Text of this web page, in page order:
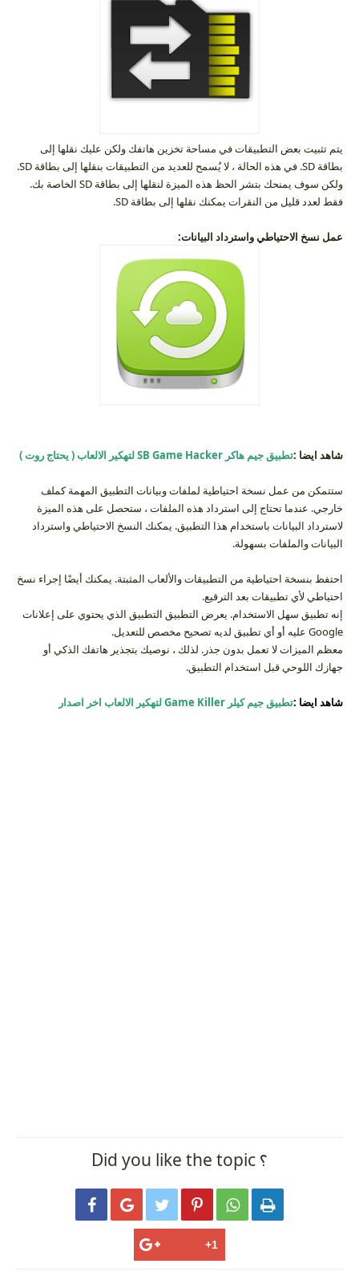
يتم تثبيت بعض التطبيقات في مساحة تخزين هاتفك ولكن عليك نقلها إلى
بطاقة SD. في هذه الحالة ، لا يُسمح للعديد من التطبيقات بنقلها إلى بطاقة SD.
ولكن سوف يمنحك بتشر الحظ هذه الميزة لنقلها إلى بطاقة SD الخاصة بك.
فقط لعدد قليل من النقرات يمكنك نقلها إلى بطاقة SD.
عمل نسخ الاحتياطي واسترداد البيانات:
شاهد ايضا :تطبيق جيم هاكر SB Game Hacker لتهكير الالعاب ( يحتاج روت )
ستتمكن من عمل نسخة احتياطية لملفات وبيانات التطبيق المهمة كملف
خارجي. عندما تحتاج إلى استرداد هذه الملفات ، ستحصل على هذه الميزة
لاسترداد البيانات باستخدام هذا التطبيق. يمكنك النسخ الاحتياطي واسترداد
البيانات والملفات بسهولة.
احتفظ بنسخة احتياطية من التطبيقات والألعاب المثبتة. يمكنك أيضًا إجراء نسخ
احتياطي لأي تطبيقات بعد الترقيع.
إنه تطبيق سهل الاستخدام. يعرض التطبيق التطبيق الذي يحتوي على إعلانات
Google عليه أو أي تطبيق لديه تصحيح مخصص للتعديل.
معظم الميزات لا تعمل بدون جذر. لذلك ، نوصيك بتجذير هاتفك الذكي أو
جهازك اللوحي قبل استخدام التطبيق.
شاهد ايضا :تطبيق جيم كيلر Game Killer لتهكير الالعاب اخر اصدار
Did you like the topic ؟
     